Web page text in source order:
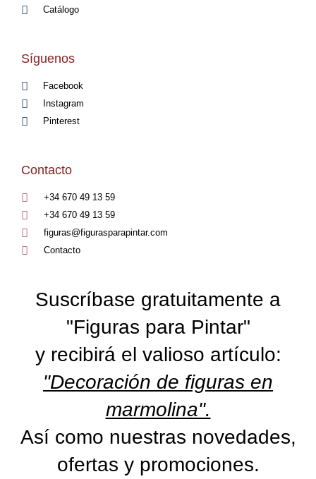
Catálogo
Síguenos
Facebook
Instagram
Pinterest
Contacto
+34 670 49 13 59
+34 670 49 13 59
figuras@figurasparapintar.com
Contacto
Suscríbase gratuitamente a
"Figuras para Pintar"
y recibirá el valioso artículo:
"Decoración de figuras en
marmolina".
Así como nuestras novedades,
ofertas y promociones.